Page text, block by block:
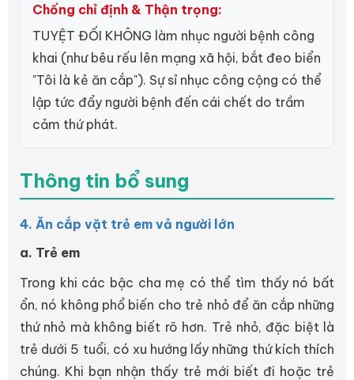
Chống chỉ định & Thận trọng:
TUYỆT ĐỐI KHÔNG làm nhục người bệnh công
khai (như bêu rếu lên mạng xã hội, bắt đeo biển
"Tôi là kẻ ăn cắp"). Sự sỉ nhục công cộng có thể
lập tức đẩy người bệnh đến cái chết do trầm
cảm thứ phát.
Thông tin bổ sung
4. Ăn cắp vặt trẻ em vả người lớn
a. Trẻ em
Trong khi các bậc cha mẹ có thể tìm thấy nó bất
ổn, nó không phổ biến cho trẻ nhỏ để ăn cắp những
thứ nhỏ mà không biết rõ hơn. Trẻ nhỏ, đặc biệt là
trẻ dưới 5 tuổi, có xu hướng lấy những thứ kích thích
chúng. Khi bạn nhận thấy trẻ mới biết đi hoặc trẻ